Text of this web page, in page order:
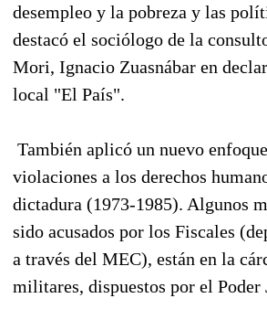
desempleo y la pobreza y las
destacó el sociólogo de la
Mori, Ignacio Zuasnábar en
local "El País".
También aplicó un nuevo
violaciones a los derechos
dictadura (1973-1985). Algunos
sido acusados por los Fiscales
a través del MEC), están en la
militares, dispuestos por el Poder